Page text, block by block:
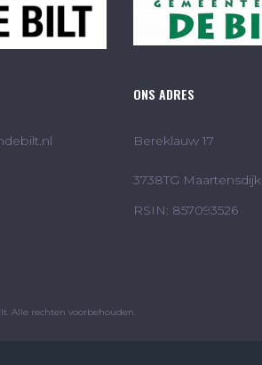
ONS ADRES
Bereklauw 17
3738TG Maartensdijk
RSIN: 857093526
Alle rechten voorbehouden.